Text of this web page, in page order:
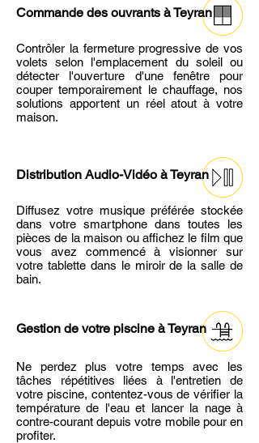
Commande des ouvrants à Teyran
Contrôler la fermeture progressive de vos
volets selon l'emplacement du soleil ou
détecter l'ouverture d'une fenêtre pour
couper temporairement le chauffage, nos
solutions apportent un réel atout à votre
maison.
Distribution Audio-Vidéo à Teyran
Diffusez votre musique préférée stockée
dans votre smartphone dans toutes les
pièces de la maison ou affichez le film que
vous avez commencé à visionner sur
votre tablette dans le miroir de la salle de
bain.
Gestion de votre piscine à Teyran
Ne perdez plus votre temps avec les
tâches répétitives liées à l'entretien de
votre piscine, contentez-vous de vérifier la
température de l'eau et lancer la nage à
contre-courant depuis votre mobile pour en
profiter.